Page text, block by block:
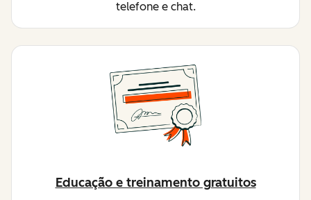
telefone e chat.
Educação e treinamento gratuitos